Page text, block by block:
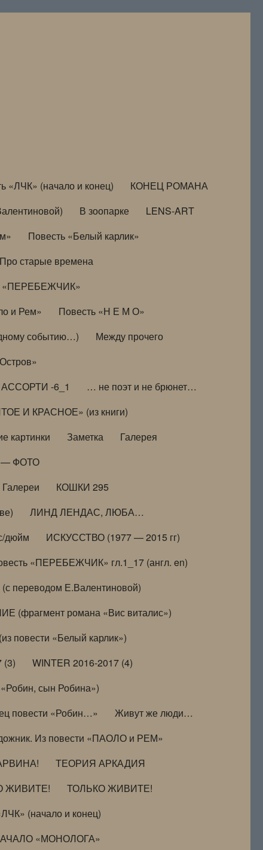
«ЛЧК» (начало и конец)
КОНЕЦ РОМАНА
В зоопарке
LENS-ART
Повесть «Белый карлик»
Про старые времена
«ПЕРЕБЕЖЧИК»
и Рем»
Повесть «Н Е М О»
событию…)
Между прочего
АССОРТИ -6_1
… не поэт и не брюнет…
И КРАСНОЕ» (из книги)
картинки Заметка
Галерея
ФОТО
Галереи
КОШКИ 295
ЛИНД ЛЕНДАС, ЛЮБА…
дюйм
ИСКУССТВО (1977 — 2015 гг)
«ПЕРЕБЕЖЧИК» гл.1_17 (англ. en)
Е.Валентиновой)
(фрагмент романа «Вис виталис»)
повести «Белый карлик»)
(3)
WINTER 2016-2017 (4)
сын Робина»)
повести «Робин…»
Живут же люди…
Из повести «ПАОЛО и РЕМ»
ТЕОРИЯ АРКАДИЯ
ЖИВИТЕ!
ТОЛЬКО ЖИВИТЕ!
(начало и конец)
«МОНОЛОГА»